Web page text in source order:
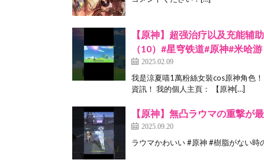
【原神】超强治疗以及充能辅
（10）#星穹铁道#原神#米哈游
2025.02.09
我是涼夏喵1萬粉絲女裝cos原神角色
資訊！ 我的個人主頁： 【原神[…]
【原神】無凸ラウマの重撃が
2025.09.20
ラウマかわいい #原神 #樹脂がない